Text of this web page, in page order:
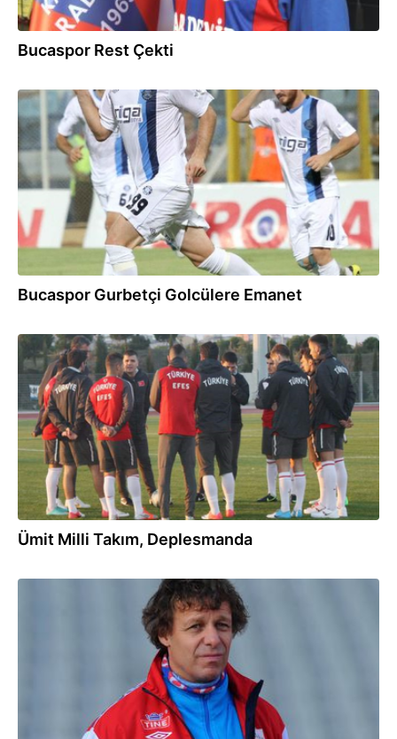
Bucaspor Rest Çekti
20.08.2013
Bucaspor Gurbetçi Golcülere Emanet
26.03.2013
Ümit Milli Takım, Deplesmanda